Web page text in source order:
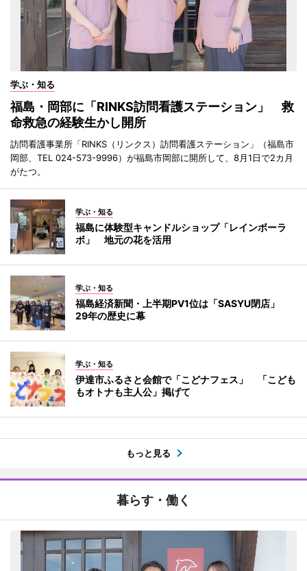
学ぶ・知る
福島・岡部に「RINKS訪問看護ステーション」 救
命救急の経験生かし開所
訪問看護事業所「RINKS（リンクス）訪問看護ステーション」（福島市
岡部、TEL 024-573-9996）が福島市岡部に開所して、8月1日で2カ月
がたつ。
学ぶ・知る
福島に体験型キャンドルショップ「レインボーラ
ボ」 地元の花を活用
学ぶ・知る
福島経済新聞・上半期PV1位は「SASYU閉店」
29年の歴史に幕
学ぶ・知る
伊達市ふるさと会館で「こどナフェス」 「こども
もオトナも主人公」掲げて
もっと見る
暮らす・働く